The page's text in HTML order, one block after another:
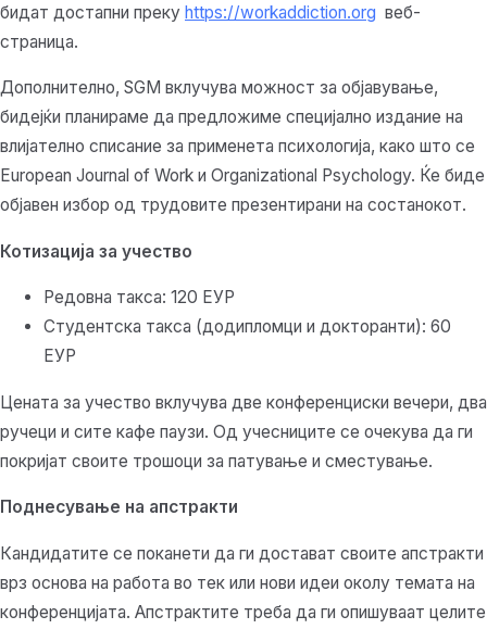
бидат достапни преку https://workaddiction.org веб-
страница.
Дополнително, SGM вклучува можност за објавување,
бидејќи планираме да предложиме специјално издание на
влијателно списание за применета психологија, како што се
European Journal of Work и Organizational Psychology. Ќе биде
објавен избор од трудовите презентирани на состанокот.
Котизација за учество
Редовна такса: 120 ЕУР
Студентска такса (додипломци и докторанти): 60
ЕУР
Цената за учество вклучува две конференциски вечери, два
ручеци и сите кафе паузи. Од учесниците се очекува да ги
покријат своите трошоци за патување и сместување.
Поднесување на апстракти
Кандидатите се поканети да ги достават своите апстракти
врз основа на работа во тек или нови идеи околу темата на
конференцијата. Апстрактите треба да ги опишуваат целите